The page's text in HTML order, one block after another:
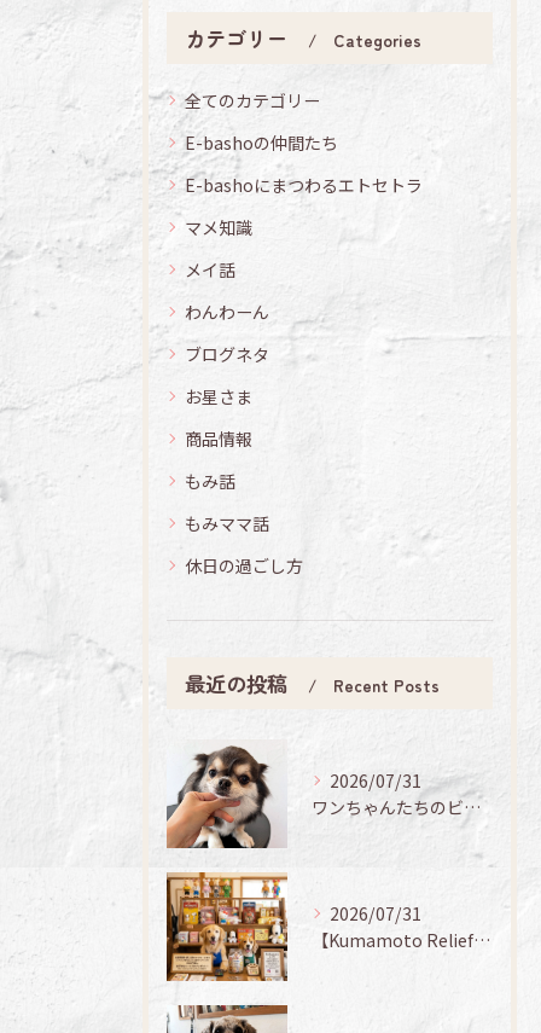
カテゴリー Categories
全てのカテゴリー
E-bashoの仲間たち
E-bashoにまつわるエトセトラ
マメ知識
メイ話
わんわーん
ブログネタ
お星さま
商品情報
もみ話
もみママ話
休日の過ごし方
最近の投稿 Recent Posts
2026/07/31
ワンちゃんたちのビューティーデイ🐶✨
2026/07/31
【Kumamoto Relief Sale 🐻✨】